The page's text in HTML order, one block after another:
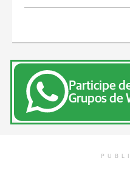
Participe
Grupos de